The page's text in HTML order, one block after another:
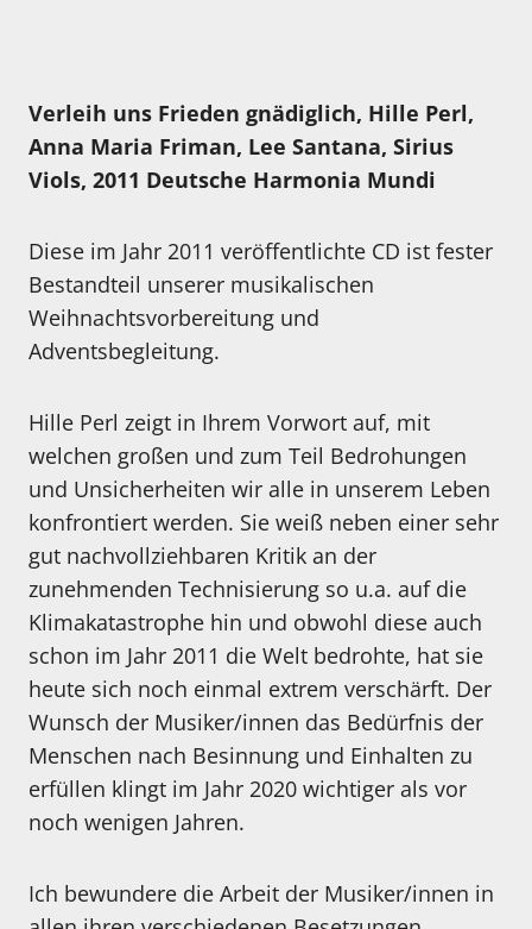
Verleih uns Frieden gnädiglich, Hille Perl,
Anna Maria Friman, Lee Santana, Sirius
Viols, 2011 Deutsche Harmonia Mundi
Diese im Jahr 2011 veröffentlichte CD ist fester
Bestandteil unserer musikalischen
Weihnachtsvorbereitung und
Adventsbegleitung.
Hille Perl zeigt in Ihrem Vorwort auf, mit
welchen großen und zum Teil Bedrohungen
und Unsicherheiten wir alle in unserem Leben
konfrontiert werden. Sie weiß neben einer sehr
gut nachvollziehbaren Kritik an der
zunehmenden Technisierung so u.a. auf die
Klimakatastrophe hin und obwohl diese auch
schon im Jahr 2011 die Welt bedrohte, hat sie
heute sich noch einmal extrem verschärft. Der
Wunsch der Musiker/innen das Bedürfnis der
Menschen nach Besinnung und Einhalten zu
erfüllen klingt im Jahr 2020 wichtiger als vor
noch wenigen Jahren.
Ich bewundere die Arbeit der Musiker/innen in